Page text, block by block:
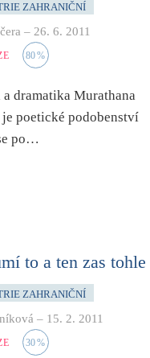
ZAHRANIČNÍ
– 26. 6. 2011
80%
dramatika Murathana
poetické podobenství
po…
to a ten zas tohle
ZAHRANIČNÍ
– 15. 2. 2011
30%